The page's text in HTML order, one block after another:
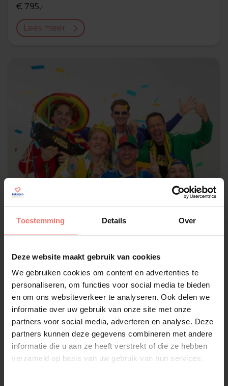
Toestemming Details Over
Deze website maakt gebruik van cookies
We gebruiken cookies om content en advertenties te
personaliseren, om functies voor social media te bieden
en om ons websiteverkeer te analyseren. Ook delen we
informatie over uw gebruik van onze site met onze
partners voor social media, adverteren en analyse. Deze
partners kunnen deze gegevens combineren met andere
informatie die u aan ze heeft verstrekt of die ze hebben
verzameld op basis van uw gebruik van hun services.
€ 795,-
Lees meer
De Feestploeg
€ 2995,-
Lees meer